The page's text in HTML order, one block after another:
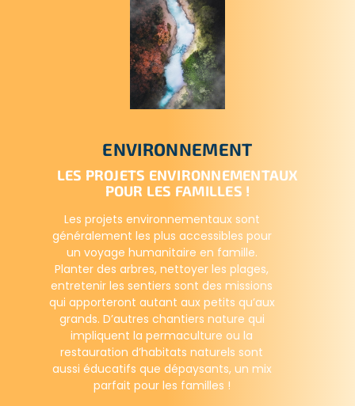
ENVIRONNEMENT
LES PROJETS ENVIRONNEMENTAUX
POUR LES FAMILLES !
Les projets environnementaux sont
généralement les plus accessibles pour
un voyage humanitaire en famille.
Planter des arbres, nettoyer les plages,
entretenir les sentiers sont des missions
qui apporteront autant aux petits qu’aux
grands. D’autres chantiers nature qui
impliquent la permaculture ou la
restauration d’habitats naturels sont
aussi éducatifs que dépaysants, un mix
parfait pour les familles !